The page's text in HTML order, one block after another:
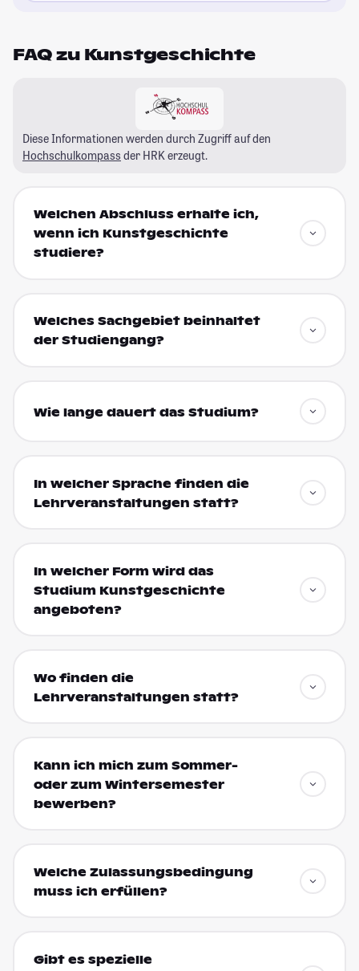
FAQ zu Kunstgeschichte
Diese Informationen werden durch Zugriff auf den
Hochschulkompass der HRK erzeugt.
Welchen Abschluss erhalte ich,
wenn ich Kunstgeschichte
studiere?
Welches Sachgebiet beinhaltet
der Studiengang?
Wie lange dauert das Studium?
In welcher Sprache finden die
Lehrveranstaltungen statt?
In welcher Form wird das
Studium Kunstgeschichte
angeboten?
Wo finden die
Lehrveranstaltungen statt?
Kann ich mich zum Sommer-
oder zum Wintersemester
bewerben?
Welche Zulassungsbedingung
muss ich erfüllen?
Gibt es spezielle